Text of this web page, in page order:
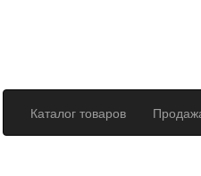
Каталог товаров